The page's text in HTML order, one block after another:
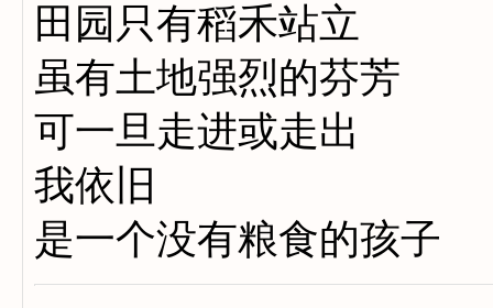
田园只有稻禾站立
虽有土地强烈的芬芳
可一旦走进或走出
我依旧
是一个没有粮食的孩子